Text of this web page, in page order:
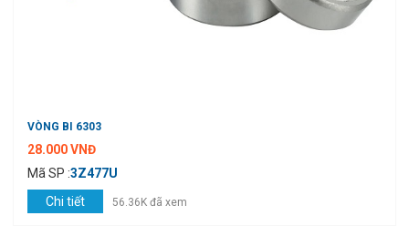
VÒNG BI 6303
28.000 VNĐ
Mã SP :3Z477U
Chi tiết
56.36K đã xem